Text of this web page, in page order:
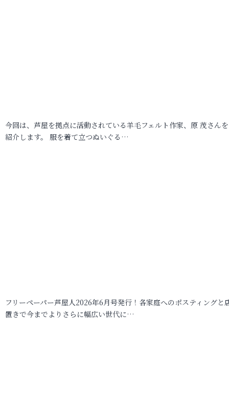
今回は、芦屋を拠点に活動されている羊毛フェルト作家、原 茂さん
紹介します。 服を着て立つぬいぐる…
フリーペーパー芦屋人2026年6月号発行！各家庭へのポスティングと
置きで今までよりさらに幅広い世代に…